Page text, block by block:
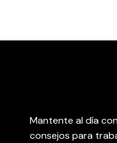
Mantente al día
consejos para